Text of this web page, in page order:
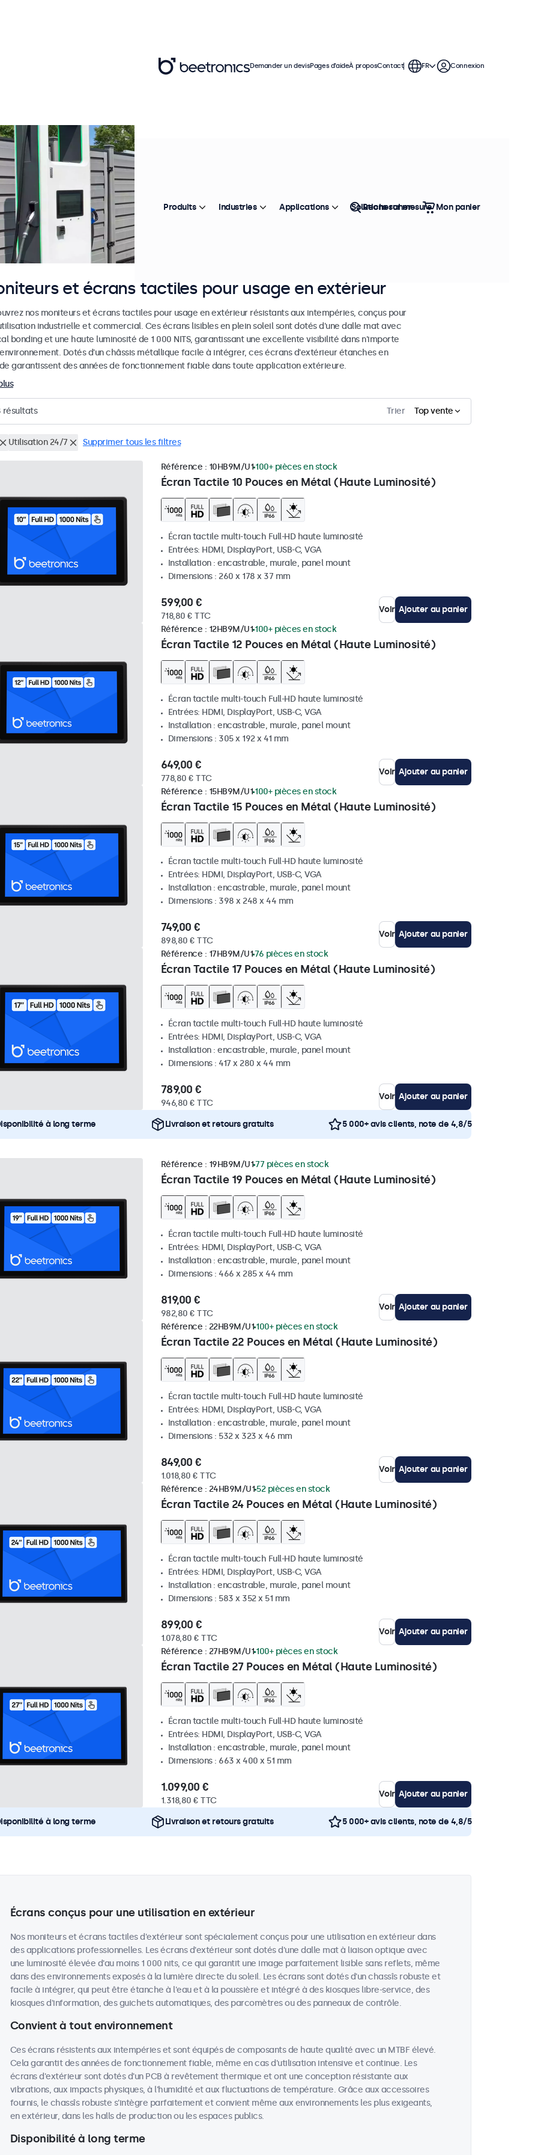
et écrans tactiles pour usage en extérieur
nos moniteurs et écrans tactiles pour usage en extérieur résistants aux intempéries, conçus pour
industrielle et commercial. Ces écrans lisibles en plein soleil sont dotés d'une dalle mat avec
bonding et une haute luminosité de 1 000 NITS, garantissant une excellente visibilité dans n'importe
Dotés d'un châssis métallique facile à intégrer, ces écrans d'extérieur étanches en
garantissent des années de fonctionnement fiable dans toute application extérieure.
résultats Trier Top vente
Utilisation 24/7 Supprimer tous les filtres
Écran Tactile 10 Pouces en Métal (Haute Luminosité)
Référence : 10HB9M/U1 100+ pièces en stock
Écran tactile multi-touch Full-HD haute luminosité
Entrées: HDMI, DisplayPort, USB-C, VGA
Installation : encastrable, murale, panel mount
Dimensions : 260 x 178 x 37 mm
599,00 €
718,80 € TTC
Voir Ajouter au panier
Écran Tactile 12 Pouces en Métal (Haute Luminosité)
Référence : 12HB9M/U1 100+ pièces en stock
Écran tactile multi-touch Full-HD haute luminosité
Entrées: HDMI, DisplayPort, USB-C, VGA
Installation : encastrable, murale, panel mount
Dimensions : 305 x 192 x 41 mm
649,00 €
778,80 € TTC
Voir Ajouter au panier
Écran Tactile 15 Pouces en Métal (Haute Luminosité)
Référence : 15HB9M/U1 100+ pièces en stock
Écran tactile multi-touch Full-HD haute luminosité
Entrées: HDMI, DisplayPort, USB-C, VGA
Installation : encastrable, murale, panel mount
Dimensions : 398 x 248 x 44 mm
749,00 €
898,80 € TTC
Voir Ajouter au panier
Écran Tactile 17 Pouces en Métal (Haute Luminosité)
Référence : 17HB9M/U176 pièces en stock
Écran tactile multi-touch Full-HD haute luminosité
Entrées: HDMI, DisplayPort, USB-C, VGA
Installation : encastrable, murale, panel mount
Dimensions : 417 x 280 x 44 mm
789,00 €
946,80 € TTC
Voir Ajouter au panier
à long terme Livraison et retours gratuits 5 000+ avis clients, note de 4,8/5
Écran Tactile 19 Pouces en Métal (Haute Luminosité)
Référence : 19HB9M/U177 pièces en stock
Écran tactile multi-touch Full-HD haute luminosité
Entrées: HDMI, DisplayPort, USB-C, VGA
Installation : encastrable, murale, panel mount
Dimensions : 466 x 285 x 44 mm
819,00 €
982,80 € TTC
Voir Ajouter au panier
Écran Tactile 22 Pouces en Métal (Haute Luminosité)
Référence : 22HB9M/U1 100+ pièces en stock
Écran tactile multi-touch Full-HD haute luminosité
Entrées: HDMI, DisplayPort, USB-C, VGA
Installation : encastrable, murale, panel mount
Dimensions : 532 x 323 x 46 mm
849,00 €
1.018,80 € TTC
Voir Ajouter au panier
Écran Tactile 24 Pouces en Métal (Haute Luminosité)
Référence : 24HB9M/U1 52 pièces en stock
Écran tactile multi-touch Full-HD haute luminosité
Entrées: HDMI, DisplayPort, USB-C, VGA
Installation : encastrable, murale, panel mount
Dimensions : 583 x 352 x 51 mm
899,00 €
1.078,80 € TTC
Voir Ajouter au panier
Écran Tactile 27 Pouces en Métal (Haute Luminosité)
Référence : 27HB9M/U1 100+ pièces en stock
Écran tactile multi-touch Full-HD haute luminosité
Entrées: HDMI, DisplayPort, USB-C, VGA
Installation : encastrable, murale, panel mount
Dimensions : 663 x 400 x 51 mm
1.099,00 €
1.318,80 € TTC
Voir Ajouter au panier
à long terme Livraison et retours gratuits 5 000+ avis clients, note de 4,8/5
Écrans conçus pour une utilisation en extérieur
Nos moniteurs et écrans tactiles d'extérieur sont spécialement conçus pour une utilisation en extérieur dans
des applications professionnelles. Les écrans d'extérieur sont dotés d'une dalle mat à liaison optique avec
une luminosité élevée d'au moins 1 000 nits, ce qui garantit une image parfaitement lisible sans reflets, même
dans des environnements exposés à la lumière directe du soleil. Les écrans sont dotés d'un chassîs robuste et
facile à intégrer, qui peut être étanche à l'eau et à la poussière et intégré à des kiosques libre-service, des
kiosques d'information, des guichets automatiques, des parcomètres ou des panneaux de contrôle.
Convient à tout environnement
Ces écrans résistents aux intempéries et sont équipés de composants de haute qualité avec un MTBF élevé.
Cela garantit des années de fonctionnement fiable, même en cas d'utilisation intensive et continue. Les
écrans d'extérieur sont dotés d'un PCB à revêtement thermique et ont une conception résistante aux
vibrations, aux impacts physiques, à l'humidité et aux fluctuations de température. Grâce aux accessoires
fournis, le chassîs robuste s'intègre parfaitement et convient même aux environnements les plus exigeants,
en extérieur, dans les halls de production ou les espaces publics.
Disponibilité à long terme
Demander un devisPages d’aideÀ proposContact FR Connexion
Produits Industries Applications Solutions sur mesure
Rechercher Mon panier